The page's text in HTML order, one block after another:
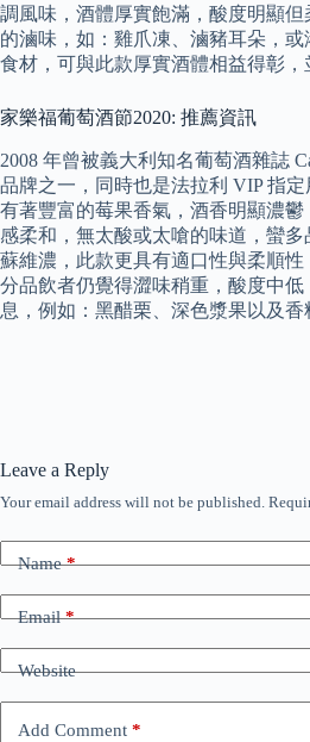
調風味，酒體厚實飽滿，酸度明顯
的滷味，如：雞爪凍、滷豬耳朵，
食材，可與此款厚實酒體相益得彰，
家樂福葡萄酒節2020: 推薦資訊
2008 年曾被義大利知名葡萄酒雜誌
品牌之一，同時也是法拉利 VIP 指
有著豐富的莓果香氣，酒香明顯濃
感柔和，無太酸或太嗆的味道，蠻
蘇維濃，此款更具有適口性與柔順性
分品飲者仍覺得澀味稍重，酸度中
息，例如：黑醋栗、深色漿果以及香
Leave a Reply
Your email address will not be published.
Name*
Email*
Website
Add Comment *